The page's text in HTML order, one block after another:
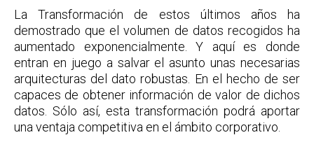
La Transformación de estos últimos años ha
demostrado que el volumen de datos recogidos ha
aumentado exponencialmente. Y aquí es donde
entran en juego a salvar el asunto unas necesarias
arquitecturas del dato robustas. En el hecho de ser
capaces de obtener información de valor de dichos
datos. Sólo así, esta transformación podrá aportar
una ventaja competitiva en el ámbito corporativo.